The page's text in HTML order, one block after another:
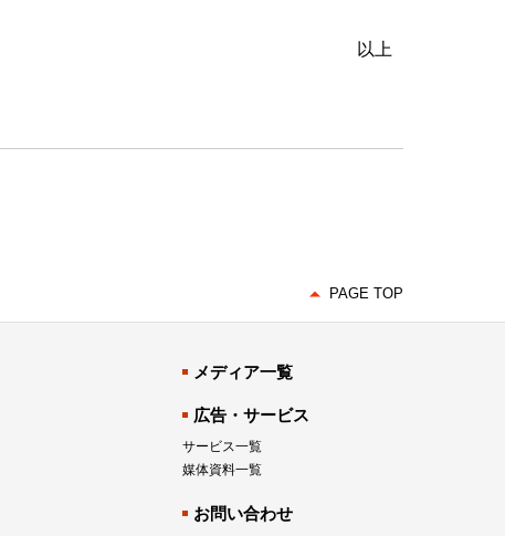
以上
PAGE TOP
メディア一覧
広告・サービス
サービス一覧
媒体資料一覧
お問い合わせ